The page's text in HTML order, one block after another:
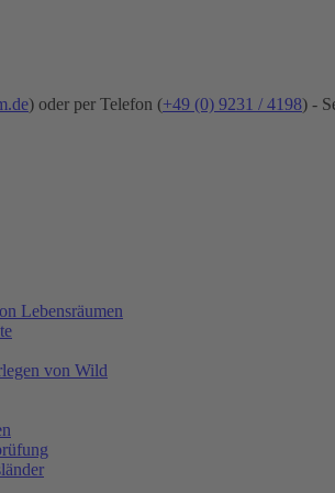
) oder per Telefon (+49 (0) 9231 / 4198) -
Lebensräumen
von Wild